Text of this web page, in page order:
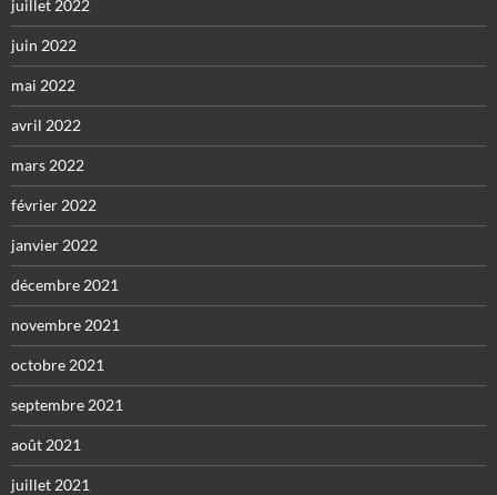
juillet 2022
juin 2022
mai 2022
avril 2022
mars 2022
février 2022
janvier 2022
décembre 2021
novembre 2021
octobre 2021
septembre 2021
août 2021
juillet 2021